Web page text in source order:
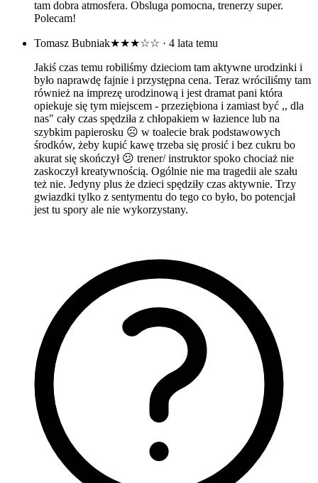
tam dobra atmosfera. Obsluga pomocna, trenerzy super.
Polecam!
Tomasz Bubniak★★★☆☆ · 4 lata temu
Jakiś czas temu robiliśmy dzieciom tam aktywne urodzinki i
było naprawdę fajnie i przystępna cena. Teraz wróciliśmy tam
również na imprezę urodzinową i jest dramat pani która
opiekuje się tym miejscem - przeziębiona i zamiast być ,, dla
nas" cały czas spędziła z chłopakiem w łazience lub na
szybkim papierosku ☹️ w toalecie brak podstawowych
środków, żeby kupić kawę trzeba się prosić i bez cukru bo
akurat się skończył 😕 trener/ instruktor spoko chociaż nie
zaskoczył kreatywnością. Ogólnie nie ma tragedii ale szału
też nie. Jedyny plus że dzieci spędziły czas aktywnie. Trzy
gwiazdki tylko z sentymentu do tego co było, bo potencjał
jest tu spory ale nie wykorzystany.